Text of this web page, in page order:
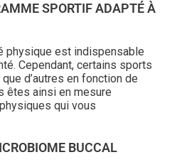
SPORTIF ADAPTÉ À
physique est indispensable
Cependant, certains sports
d’autres en fonction de
êtes ainsi en mesure
qui vous
BUCCAL